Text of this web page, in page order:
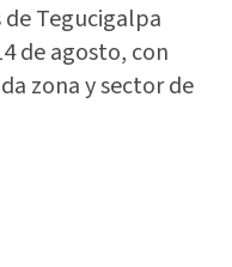
de Tegucigalpa
de agosto, con
zona y sector de